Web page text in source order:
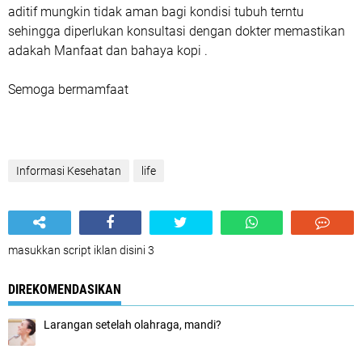
aditif mungkin tidak aman bagi kondisi tubuh terntu
sehingga diperlukan konsultasi dengan dokter memastikan
adakah Manfaat dan bahaya kopi .
Semoga bermamfaat
Informasi Kesehatan life
masukkan script iklan disini 3
DIREKOMENDASIKAN
Larangan setelah olahraga, mandi?